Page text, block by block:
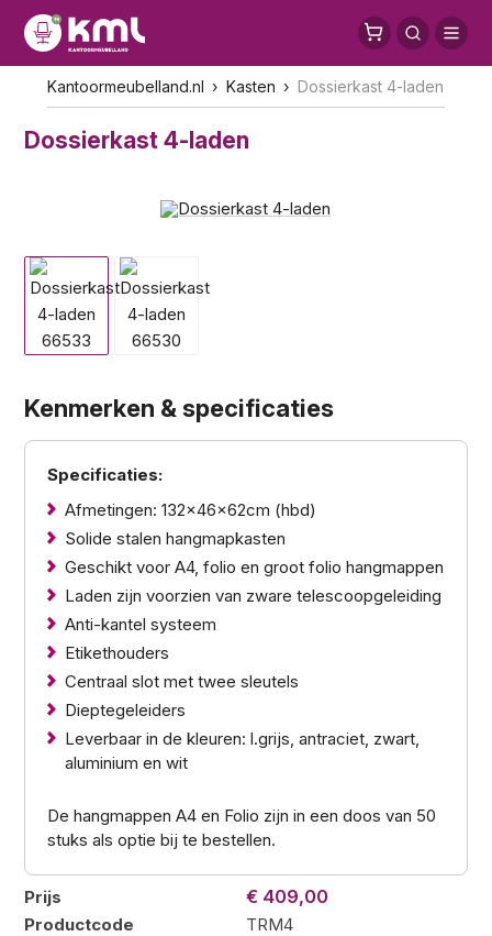
Kantoormeubelland.nl Kasten Dossierkast 4-laden
Dossierkast 4-laden
Kenmerken & specificaties
Specificaties:
Afmetingen: 132x46x62cm (hbd)
Solide stalen hangmapkasten
Geschikt voor A4, folio en groot folio hangmappen
Laden zijn voorzien van zware telescoopgeleiding
Anti-kantel systeem
Etikethouders
Centraal slot met twee sleutels
Dieptegeleiders
Leverbaar in de kleuren: l.grijs, antraciet, zwart,
aluminium en wit
De hangmappen A4 en Folio zijn in een doos van 50
stuks als optie bij te bestellen.
Prijs € 409,00
Productcode
TRM4